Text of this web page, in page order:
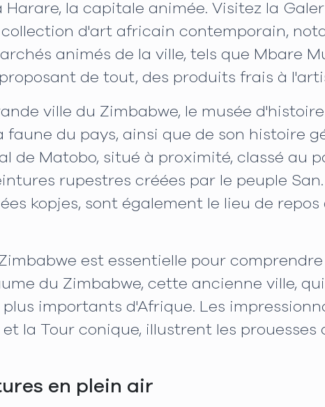
la capitale animée. Visitez la
d'art africain contemporain,
animés de la ville, tels que Mbare
de tout, des produits frais à
ville du Zimbabwe, le musée
du pays, ainsi que de son histoire
de Matobo, situé à proximité, classé au
rupestres créées par le peuple
kopjes, sont également le lieu de repos
est essentielle pour
du Zimbabwe, cette ancienne ville,
plus importants d'Afrique. Les
la Tour conique, illustrent les
en plein air